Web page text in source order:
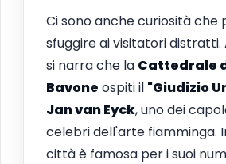
Ci sono anche curiosità che
sfuggire ai visitatori distratti.
si narra che la Cattedrale
Bavone ospiti il "Giudizio
Jan van Eyck, uno dei
celebri dell'arte fiamminga.
città è famosa per i suoi